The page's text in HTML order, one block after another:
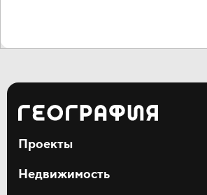
Проекты
Дивный квартал у озера
Недвижимость